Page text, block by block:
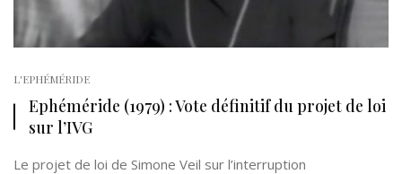
L'EPHÉMÉRIDE
Ephéméride (1979) : Vote définitif du projet de loi
sur l’IVG
Le projet de loi de Simone Veil sur l’interruption